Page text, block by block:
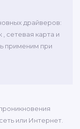
драйверов:
, сетевая карта и
применим при
или Интернет.